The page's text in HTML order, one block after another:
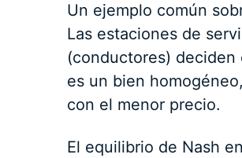
Un ejemplo común
Las estaciones de
(conductores)
es un bien
con el menor precio.
El equilibrio de Nash